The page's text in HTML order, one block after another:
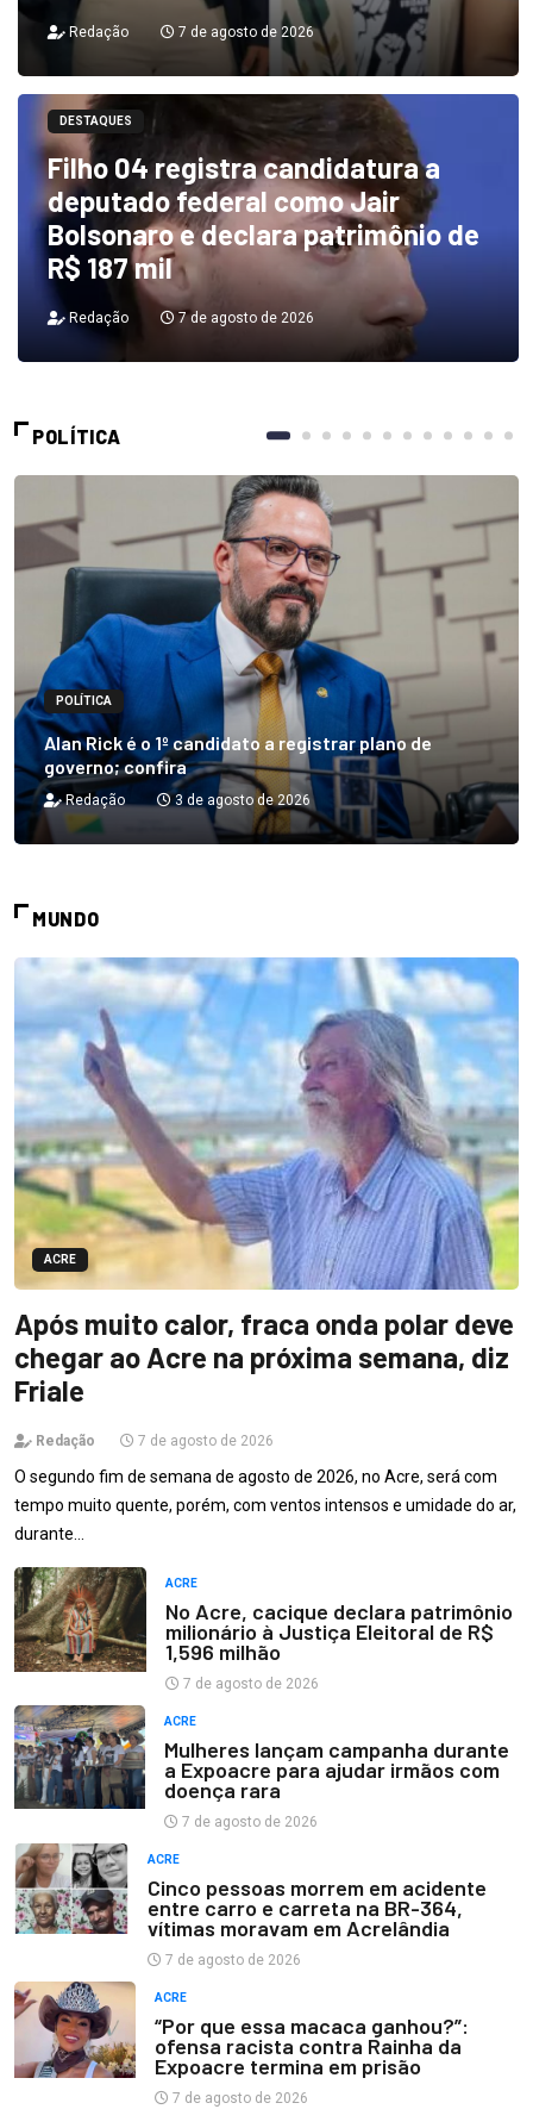
Redação 7 de agosto de 2026
DESTAQUES
Filho 04 registra candidatura a
deputado federal como Jair
Bolsonaro e declara patrimônio de
R$ 187 mil
Redação 7 de agosto de 2026
POLÍTICA
POLÍTICA
Alan Rick é o 1º candidato a registrar plano de
governo; confira
Redação 3 de agosto de 2026
MUNDO
ACRE
Após muito calor, fraca onda polar deve
chegar ao Acre na próxima semana, diz
Friale
Redação 7 de agosto de 2026
O segundo fim de semana de agosto de 2026, no Acre, será com
tempo muito quente, porém, com ventos intensos e umidade do ar,
durante…
ACRE
No Acre, cacique declara patrimônio
milionário à Justiça Eleitoral de R$
1,596 milhão
7 de agosto de 2026
ACRE
Mulheres lançam campanha durante
a Expoacre para ajudar irmãos com
doença rara
7 de agosto de 2026
ACRE
Cinco pessoas morrem em acidente
entre carro e carreta na BR-364,
vítimas moravam em Acrelândia
7 de agosto de 2026
ACRE
“Por que essa macaca ganhou?”:
ofensa racista contra Rainha da
Expoacre termina em prisão
7 de agosto de 2026